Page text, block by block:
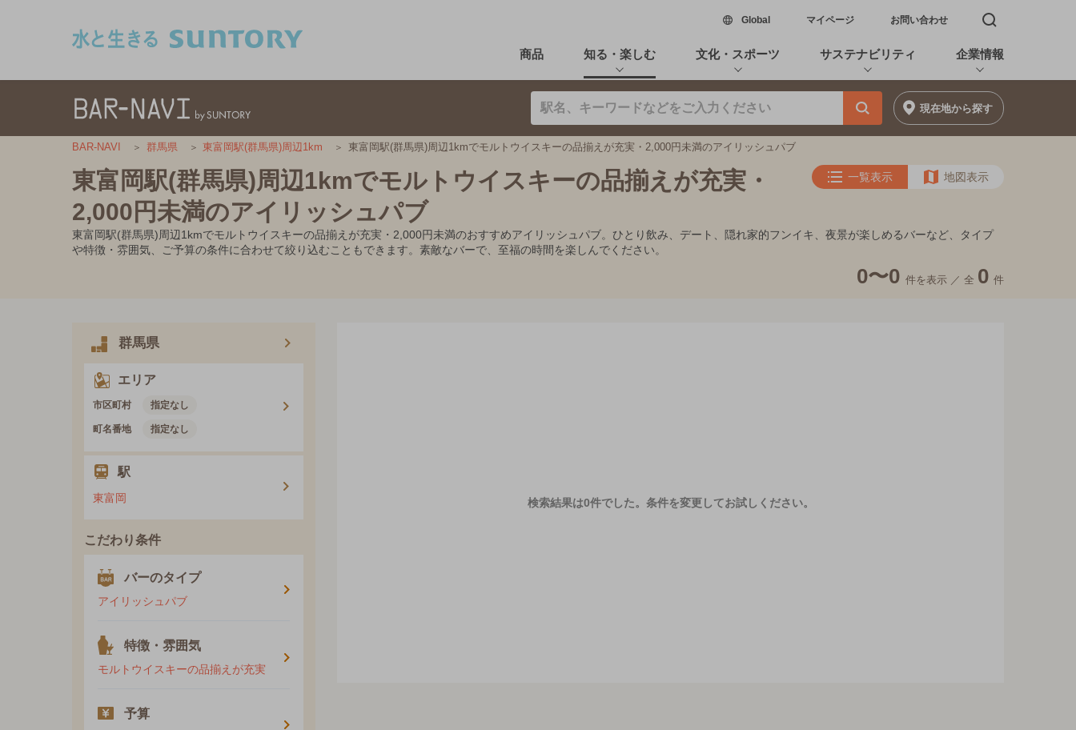
Global新しいウィンドウで開く
マイページ お問い合わせ 検索窓を開く
商品 知る・楽しむ 文化・スポーツ サステナビリティ 企業情報
現在地から探す
BAR-NAVI 群馬県 東富岡駅(群馬県)周辺1km 東富岡駅(群馬県)周辺1kmでモルトウイスキーの品揃えが充実・2,000円未満のアイリッシュパブ
東富岡駅(群馬県)周辺1kmでモルトウイスキーの品揃えが充実・
2,000円未満のアイリッシュパブ
一覧表示 地図表示
東富岡駅(群馬県)周辺1kmでモルトウイスキーの品揃えが充実・2,000円未満のおすすめアイリッシュパブ。ひとり飲み、デート、隠れ家的フンイキ、夜景が楽しめるバーなど、タイプ
や特徴・雰囲気、ご予算の条件に合わせて絞り込むこともできます。素敵なバーで、至福の時間を楽しんでください。
0〜0 件を表示 ／ 全 0 件
群馬県
エリア
市区町村 指定なし
町名番地 指定なし
駅
東富岡
こだわり条件
バーのタイプ
アイリッシュパブ
特徴・雰囲気
モルトウイスキーの品揃えが充実
予算
検索結果は0件でした。 条件を変更してお試しください。